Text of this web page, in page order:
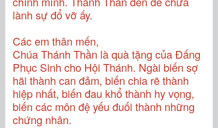
lành sự đổ vỡ ấy.
Các em thân mến,
Chúa Thánh Thần là quà tặng của Đấng
Phục Sinh cho Hội Thánh. Ngài biến sợ
hãi thành can đảm, biến chia rẽ thành
hiệp nhất, biến đau khổ thành hy vọng,
biến các môn đệ yếu đuối thành những
chứng nhân.